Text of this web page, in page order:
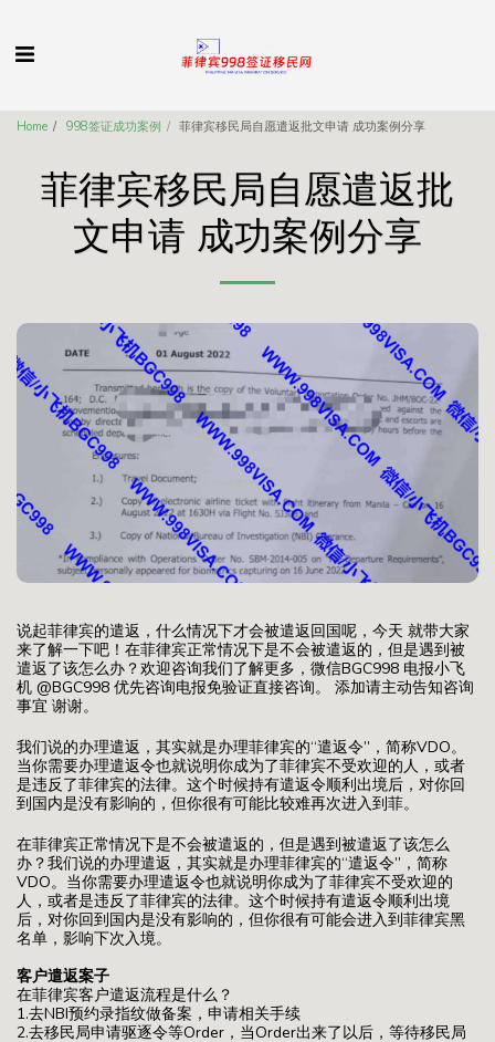
Home 998签证成功案例 菲律宾移民局自愿遣返批文申请 成功案例分享
菲律宾移民局自愿遣返批
文申请 成功案例分享
说起菲律宾的遣返，什么情况下才会被遣返回国呢，今天 就带大家
来了解一下吧！在菲律宾正常情况下是不会被遣返的，但是遇到被
遣返了该怎么办？欢迎咨询我们了解更多，微信BGC998 电报小飞
机 @BGC998 优先咨询电报免验证直接咨询。 添加请主动告知咨询
事宜 谢谢。
我们说的办理遣返，其实就是办理菲律宾的“遣返令”，简称VDO。
当你需要办理遣返令也就说明你成为了菲律宾不受欢迎的人，或者
是违反了菲律宾的法律。这个时候持有遣返令顺利出境后，对你回
到国内是没有影响的，但你很有可能比较难再次进入到菲。
在菲律宾正常情况下是不会被遣返的，但是遇到被遣返了该怎么
办？我们说的办理遣返，其实就是办理菲律宾的“遣返令”，简称
VDO。当你需要办理遣返令也就说明你成为了菲律宾不受欢迎的
人，或者是违反了菲律宾的法律。这个时候持有遣返令顺利出境
后，对你回到国内是没有影响的，但你很有可能会进入到菲律宾黑
名单，影响下次入境。
客户遣返案子
在菲律宾客户遣返流程是什么？
1.去NBI预约录指纹做备案，申请相关手续
2.去移民局申请驱逐令等Order，当Order出来了以后，等待移民局